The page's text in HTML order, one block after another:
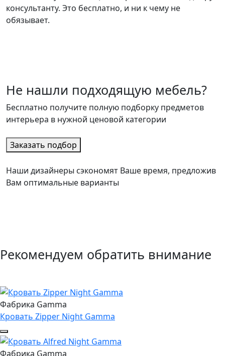
консультанту. Это бесплатно, и ни к чему не
обязывает.
Не нашли подходящую мебель?
Бесплатно получите полную подборку предметов
интерьера в нужной ценовой категории
Заказать подбор
Наши дизайнеры сэкономят Ваше время, предложив
Вам оптимальные варианты
Рекомендуем обратить внимание
Фабрика Gamma
Кровать Zipper Night Gamma
Фабрика Gamma